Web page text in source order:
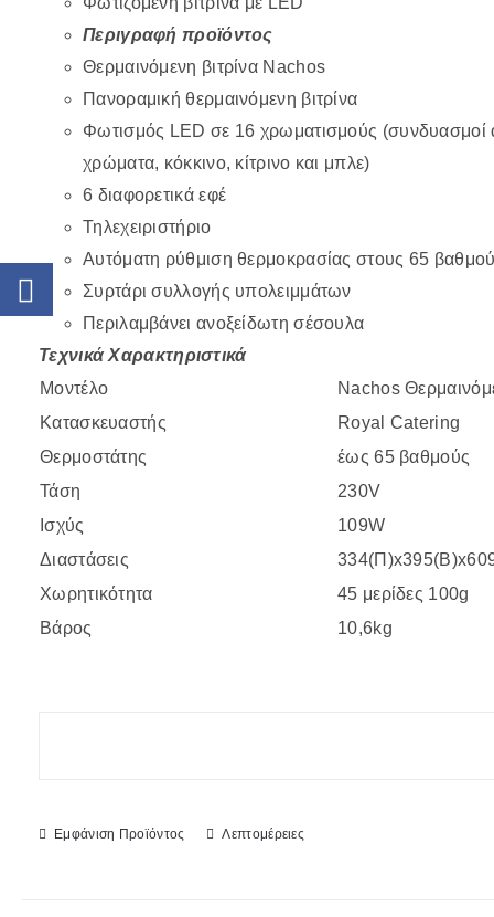
Περιγραφή προϊόντος
Θερμαινόμενη βιτρίνα Nachos
Πανοραμική θερμαινόμενη βιτρίνα
Φωτισμός LED σε 16 χρωματισμούς (συνδυασμοί
χρώματα, κόκκινο, κίτρινο και μπλε)
6 διαφορετικά εφέ
Τηλεχειριστήριο
Αυτόματη ρύθμιση θερμοκρασίας στους 65
Συρτάρι συλλογής υπολειμμάτων
Περιλαμβάνει ανοξείδωτη σέσουλα
Τεχνικά Χαρακτηριστικά
Μοντέλο
Nachos
Κατασκευαστής
Royal Catering
Θερμοστάτης
έως 65 βαθμούς
Τάση
230V
Ισχύς
109W
Διαστάσεις
Χωρητικότητα
45 μερίδες 100g
Βάρος
10,6kg
Εμφάνιση Προϊόντος Λεπτομέρειες